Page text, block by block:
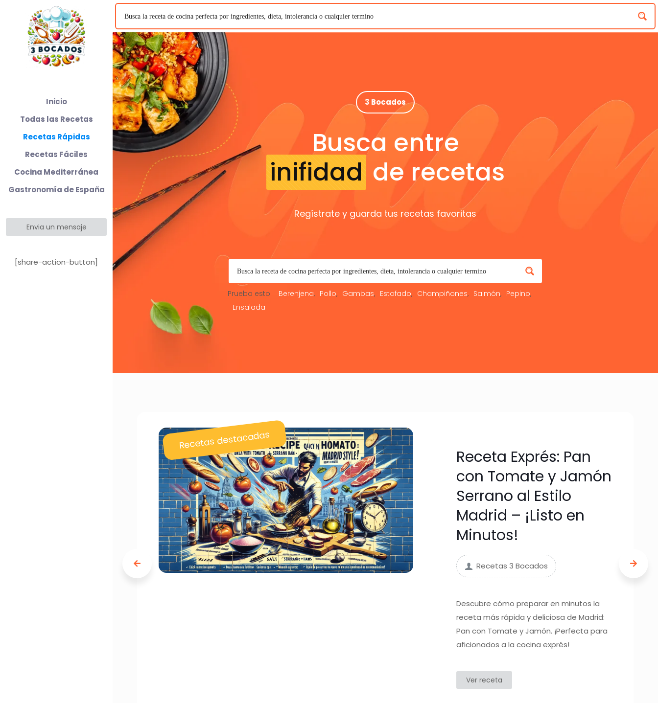
3 Bocados
Busca entre
inifidad de recetas
Regístrate y guarda tus recetas favoritas
Prueba esto: Berenjena Pollo Gambas Estofado Champiñones Salmón
Pepino
Ensalada
Recetas destacadas
Receta Exprés: Pan
con Tomate y Jamón
Serrano al Estilo
Madrid – ¡Listo en
Minutos!
Recetas 3 Bocados
Descubre cómo preparar en minutos la
receta más rápida y deliciosa de Madrid:
Pan con Tomate y Jamón. ¡Perfecta para
aficionados a la cocina exprés!
Ver receta
Inicio
Todas las Recetas
Recetas Rápidas
Recetas Fáciles
Cocina Mediterránea
Gastronomía de España
Envia un mensaje
[share-action-button]